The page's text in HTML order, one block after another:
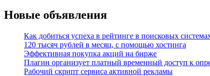
Новые объявления
Как добиться успеха в рейтинге в поисковых
120 тысяч рублей в месяц, с помощью хостинга
Эффективная покупка акций на бирже
Плагин организует платный временный доступ к
Рабочий скрипт сервиса активной рекламы